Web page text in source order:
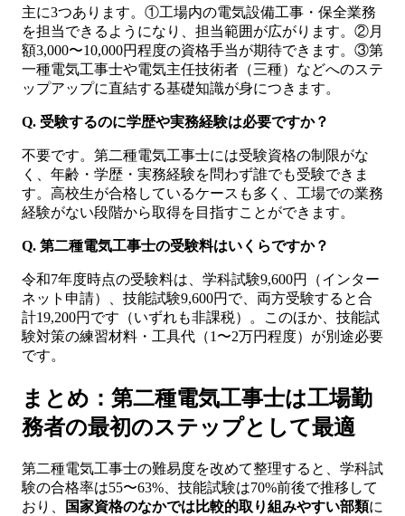
主に3つあります。①工場内の電気設備工事・保全業務
を担当できるようになり、担当範囲が広がります。②月
額3,000〜10,000円程度の資格手当が期待できます。③第
一種電気工事士や電気主任技術者（三種）などへのステ
ップアップに直結する基礎知識が身につきます。
Q. 受験するのに学歴や実務経験は必要ですか？
不要です。第二種電気工事士には受験資格の制限がな
く、年齢・学歴・実務経験を問わず誰でも受験できま
す。高校生が合格しているケースも多く、工場での業務
経験がない段階から取得を目指すことができます。
Q. 第二種電気工事士の受験料はいくらですか？
令和7年度時点の受験料は、学科試験9,600円（インター
ネット申請）、技能試験9,600円で、両方受験すると合
計19,200円です（いずれも非課税）。このほか、技能試
験対策の練習材料・工具代（1〜2万円程度）が別途必要
です。
まとめ：第二種電気工事士は工場勤
務者の最初のステップとして最適
第二種電気工事士の難易度を改めて整理すると、学科試
験の合格率は55〜63%、技能試験は70%前後で推移して
おり、
国家資格のなかでは比較的取り組みやすい部類に